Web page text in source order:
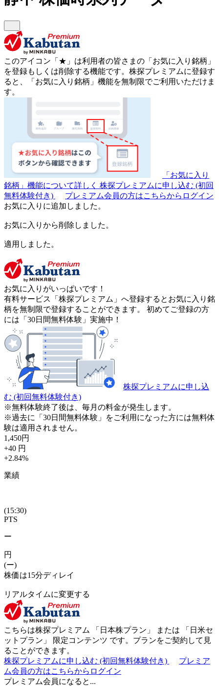
このアイコン 「★」 は利用者の皆さまの 「お気に入り銘柄」
を登録もしくは削除する機能です。 株探プレミアムに登録す
ると、「お気に入り銘柄」機能を無制限でご利用いただけま
す。
「お気に入り
銘柄」機能について詳しく 株探プレミアムに申し込む (初回
無料体験付き)
プレミアム会員の方はこちらからログイン
お気に入りに追加しました。
お気に入りから削除しました。
適用しました。
お気に入りがいっぱいです！
有料サービス「株探プレミアム」へ登録するとお気に入り銘
柄を無制限で登録することができます。 初めてご登録の方
には「30日間無料体験」実施中！
株探プレミアムに申し込
む (初回無料体験付き)
※無料体験終了後は、毎月の料金が発生します。
※過去に「30日間無料体験」をご利用になった方には無料体
験は適用されません。
1,450円
+40 円
+2.84%
業績
(15:30)
PTS
ー
円
(ー)
株価は15分ディレイ
リアルタイムに変更する
こちらは株探プレミアム 「 日本株プラン 」 または 「 日米セ
ットプラン 」 限定コンテンツ です。プランをご契約して見
ることができます。
株探プレミアムに申し込む (初回無料体験付き)
プレミア
ム会員の方はこちらからログイン
プレミアム会員になると...